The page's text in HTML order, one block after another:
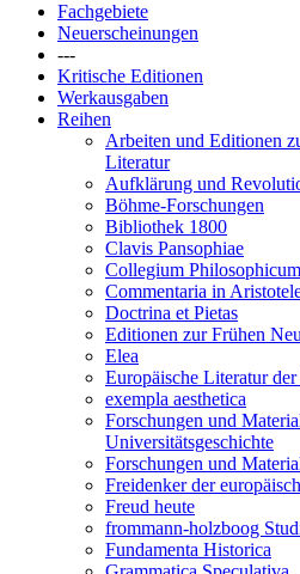
Fachgebiete
Neuerscheinungen
---
Kritische Editionen
Werkausgaben
Reihen
Arbeiten und Editionen
Literatur
Aufklärung und
Böhme-Forschungen
Bibliothek 1800
Clavis Pansophiae
Collegium Philosophicum
Commentaria in
Doctrina et Pietas
Editionen zur Frühen
Elea
Europäische Literatur
exempla aesthetica
Forschungen und
Universitätsgeschichte
Forschungen und
Freidenker der
Freud heute
frommann-holzboog
Fundamenta Historica